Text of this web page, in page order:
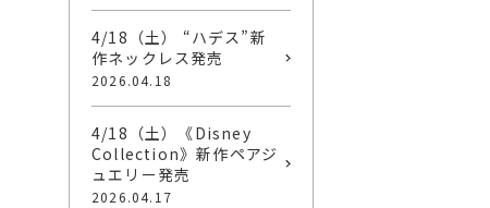
4/18（土） “ハデス”新
作ネックレス発売
2026.04.18
4/18（土）《Disney
Collection》新作ペアジ
ュエリー発売
2026.04.17